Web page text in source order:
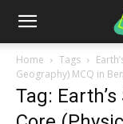
Home Tags
Geography) MCQ in
Tag: